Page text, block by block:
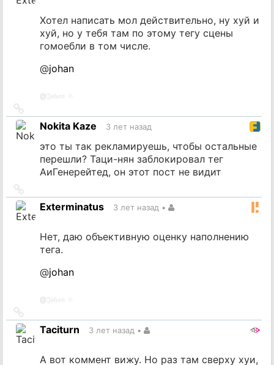
Хотел написать мол действительно, ну хуй и
хуй, но у тебя там по этому тегу сцены
гомоебли в том числе.
@johan
@
на
источник
Nokita Kaze 3 лет назад
это ты так рекламируешь, чтобы остальные
перешли? Таци-нян заблокировал тег
АиГенерейтед, он этот пост не видит
на
источник
Exterminatus 3 лет назад •
Нет, даю объективную оценку наполнению
тега.
@johan
@
на
источник
Taciturn 3 лет назад •
А вот коммент вижу. Но раз там сверху хуи,